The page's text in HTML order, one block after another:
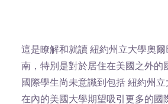
這是瞭解和就讀 紐約州立大學奧
南，特別是對於居住在美國之外的
國際學生尚未意識到包括 紐約州
在內的美國大學期望吸引更多的國